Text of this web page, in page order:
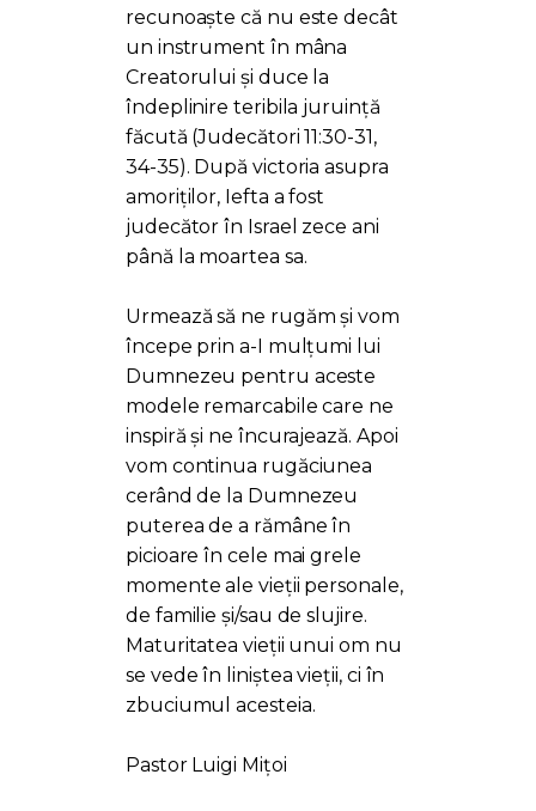
recunoaște că nu este decât
un instrument în mâna
Creatorului și duce la
îndeplinire teribila juruință
făcută (Judecători 11:30-31,
34-35). După victoria asupra
amoriților, Iefta a fost
judecător în Israel zece ani
până la moartea sa.
Urmează să ne rugăm și vom
începe prin a-I mulțumi lui
Dumnezeu pentru aceste
modele remarcabile care ne
inspiră și ne încurajează. Apoi
vom continua rugăciunea
cerând de la Dumnezeu
puterea de a rămâne în
picioare în cele mai grele
momente ale vieții personale,
de familie și/sau de slujire.
Maturitatea vieții unui om nu
se vede în liniștea vieții, ci în
zbuciumul acesteia.
Pastor Luigi Mițoi